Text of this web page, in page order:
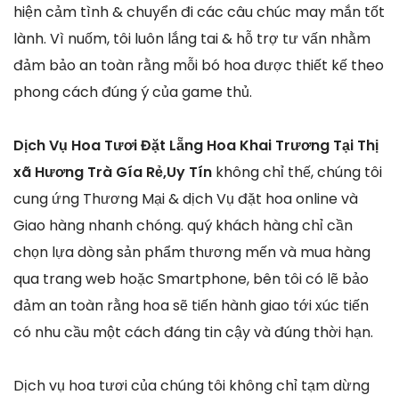
hiện cảm tình & chuyển đi các câu chúc may mắn tốt
lành. Vì nuốm, tôi luôn lắng tai & hỗ trợ tư vấn nhằm
đảm bảo an toàn rằng mỗi bó hoa được thiết kế theo
phong cách đúng ý của game thủ.
Dịch Vụ Hoa Tươi Đặt Lẵng Hoa Khai Trương Tại Thị
xã Hương Trà Gía Rẻ,Uy Tín không chỉ thế, chúng tôi
cung ứng Thương Mại & dịch Vụ đặt hoa online và
Giao hàng nhanh chóng. quý khách hàng chỉ cần
chọn lựa dòng sản phẩm thương mến và mua hàng
qua trang web hoặc Smartphone, bên tôi có lẽ bảo
đảm an toàn rằng hoa sẽ tiến hành giao tới xúc tiến
có nhu cầu một cách đáng tin cậy và đúng thời hạn.
Dịch vụ hoa tươi của chúng tôi không chỉ tạm dừng